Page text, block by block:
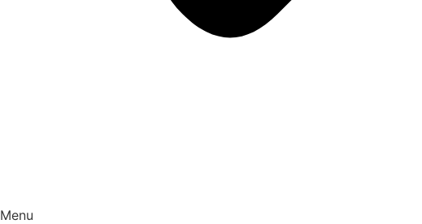
Menu